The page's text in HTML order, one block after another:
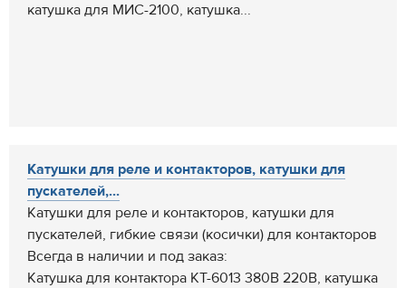
катушка для МИС-2100, катушка...
Катушки для реле и контакторов, катушки для
пускателей,...
Катушки для реле и контакторов, катушки для
пускателей, гибкие связи (косички) для контакторов
Всегда в наличии и под заказ:
Катушка для контактора КТ-6013 380В 220В, катушка